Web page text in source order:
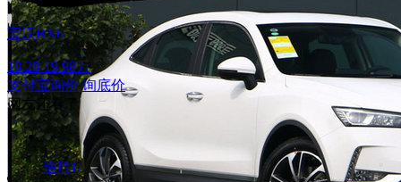
宝沃BX6
18.28-19.98万
支付宝询价 询底价
网友还看了
途胜L